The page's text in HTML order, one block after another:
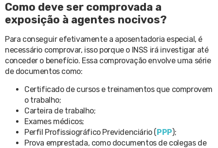
Como deve ser comprovada a
exposição à agentes nocivos?
Para conseguir efetivamente a aposentadoria especial, é
necessário comprovar, isso porque o INSS irá investigar até
conceder o benefício. Essa comprovação envolve uma série
de documentos como:
Certificado de cursos e treinamentos que comprovem
o trabalho;
Carteira de trabalho;
Exames médicos;
Perfil Profissiográfico Previdenciário (PPP);
Prova emprestada, como documentos de colegas de